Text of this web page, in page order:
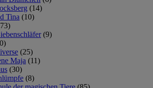
(14)
Tina (10)
(9)
(25)
Maja (11)
(30)
(8)